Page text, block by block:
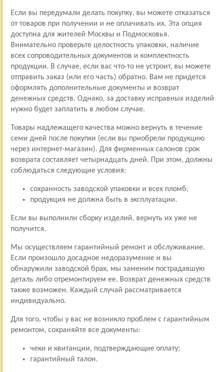
Если вы передумали делать покупку, вы можете отказаться
от товаров при получении и не оплачивать их. Эта опция
доступна для жителей Москвы и Подмосковья.
Внимательно проверьте целостность упаковки, наличие
всех сопроводительных документов и комплектность
продукции. В случае, если вас что-то не устроит, вы можете
отправить заказ (или его часть) обратно. Вам не придется
оформлять дополнительные документы и возврат
денежных средств. Однако, за доставку исправных изделий
нужно будет заплатить в любом случае.
Товары надлежащего качества можно вернуть в течение
семи дней после покупки (если вы приобрели продукцию
через интернет-магазин). Для фирменных салонов срок
возврата составляет четырнадцать дней. При этом, должны
соблюдаться следующие условия:
сохранность заводской упаковки и всех пломб;
продукция не должна быть в эксплуатации.
Если вы выполнили сборку изделий, вернуть их уже не
получится.
Мы осуществляем гарантийный ремонт и обслуживание.
Если произошло досадное недоразумение и вы
обнаружили заводской брак, мы заменим пострадавшую
деталь либо отремонтируем ее. Возврат денежных средств
также возможен. Каждый случай рассматривается
индивидуально.
Для того, чтобы у вас не возникло проблем с гарантийным
ремонтом, сохраняйте все документы:
чеки и квитанции, подтверждающие оплату;
гарантийный талон.